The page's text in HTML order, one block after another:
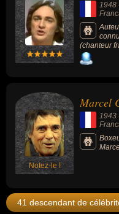
1948
(chanteur
Notez-le !
Marcel
1943
41 descendant de